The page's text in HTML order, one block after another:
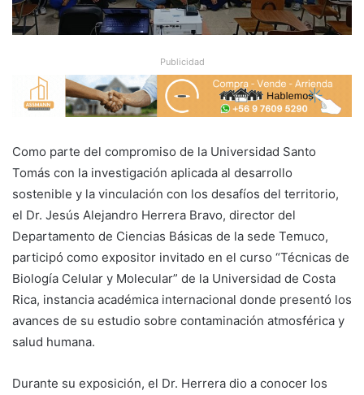
Publicidad
Como parte del compromiso de la Universidad Santo
Tomás con la investigación aplicada al desarrollo
sostenible y la vinculación con los desafíos del territorio,
el Dr. Jesús Alejandro Herrera Bravo, director del
Departamento de Ciencias Básicas de la sede Temuco,
participó como expositor invitado en el curso “Técnicas de
Biología Celular y Molecular” de la Universidad de Costa
Rica, instancia académica internacional donde presentó los
avances de su estudio sobre contaminación atmosférica y
salud humana.
Durante su exposición, el Dr. Herrera dio a conocer los